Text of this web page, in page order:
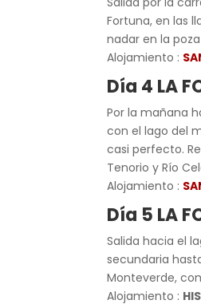
Fortuna, en las
nadar en la
Alojamiento :
Día 4 LA
Por la mañana
con el lago del
casi perfecto.
Tenorio y Río
Alojamiento :
Día 5 LA
Salida hacia el
secundaria
Monteverde,
Alojamiento :